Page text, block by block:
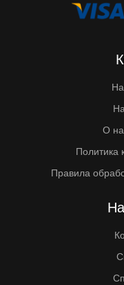
О
Политика
Правила